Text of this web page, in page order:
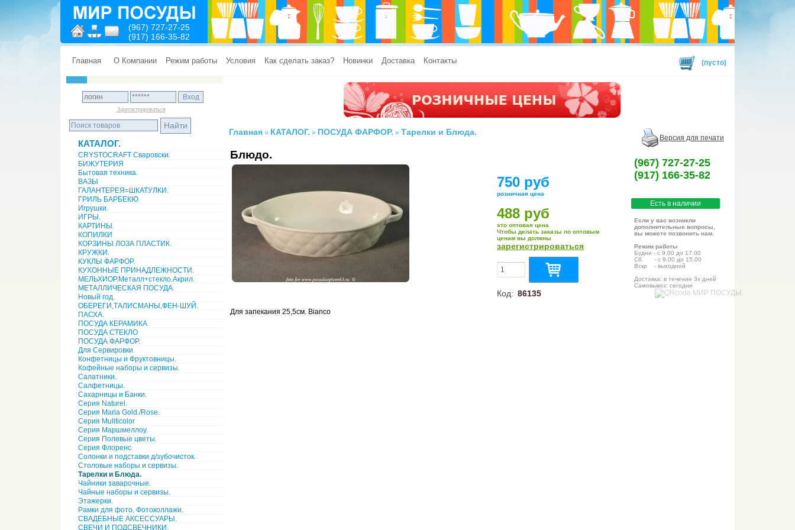
(967) 727-27-25
(917) 166-35-82
Главная О Компании Режим работы Условия Как сделать заказ? Новинки Доставка Контакты (пусто)
Зарегистрироваться
КАТАЛОГ.
CRYSTOCRAFT Сваровски.
БИЖУТЕРИЯ
Бытовая техника.
ВАЗЫ
ГАЛАНТЕРЕЯ=ШКАТУЛКИ.
ГРИЛЬ БАРБЕКЮ
Игрушки.
ИГРЫ.
КАРТИНЫ.
КОПИЛКИ
КОРЗИНЫ ЛОЗА ПЛАСТИК.
КРУЖКИ.
КУКЛЫ ФАРФОР.
КУХОННЫЕ ПРИНАДЛЕЖНОСТИ.
МЕЛЬХИОР.Металл+стекло.Акрил.
МЕТАЛЛИЧЕСКАЯ ПОСУДА.
Новый год.
ОБЕРЕГИ,ТАЛИСМАНЫ,ФЕН-ШУЙ.
ПАСХА.
ПОСУДА КЕРАМИКА
ПОСУДА СТЕКЛО
ПОСУДА ФАРФОР.
Для Сервировки.
Конфетницы и Фруктовницы.
Кофейные наборы и сервизы.
Салатники.
Салфетницы.
Сахарницы и Банки.
Серия Naturel.
Серия Maria Gold./Rose.
Серия Mullticolor
Серия Маршмеллоу.
Серия Полевые цветы.
Серия Флоренс.
Солонки и подставки д/зубочисток.
Столовые наборы и сервизы.
Тарелки и Блюда.
Чайники заварочные.
Чайные наборы и сервизы.
Этажерки.
Рамки для фото, Фотоколлажи.
СВАДЕБНЫЕ АКСЕССУАРЫ.
СВЕЧИ И ПОДСВЕЧНИКИ.
Главная » КАТАЛОГ. » ПОСУДА ФАРФОР. » Тарелки и Блюда.
Версия для печати
Блюдо.
(967) 727-27-25
(917) 166-35-82
Есть в наличии
Если у вас возникли
дополнительные вопросы,
вы можете позвонить нам.
Режим работы
Будни - с 9.00 до 17.00
Сб - с 9.00 до 15.00
Вскр - выходной
Доставка: в течение 3х дней
Самовывоз: сегодня
750 руб
розничная цена
488 руб
это оптовая цена
Чтобы делать заказы по оптовым
ценам вы должны
зарегистрироваться
Код: 86135
Для запекания 25,5см. Bianco